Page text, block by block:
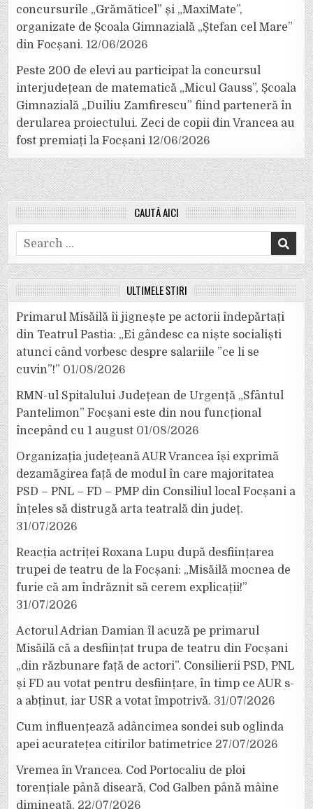
concursurile „Grămăticel” și „MaxiMate”,
organizate de Școala Gimnazială „Ștefan cel Mare”
din Focșani. 12/06/2026
Peste 200 de elevi au participat la concursul
interjudețean de matematică „Micul Gauss”, Școala
Gimnazială „Duiliu Zamfirescu” fiind parteneră în
derularea proiectului. Zeci de copii din Vrancea au
fost premiați la Focșani 12/06/2026
CAUTĂ AICI
Search
for:
ULTIMELE ȘTIRI
Primarul Misăilă îi jignește pe actorii îndepărtați
din Teatrul Pastia: „Ei gândesc ca niște socialiști
atunci când vorbesc despre salariile ”ce li se
cuvin”!” 01/08/2026
RMN-ul Spitalului Județean de Urgență „Sfântul
Pantelimon” Focșani este din nou funcțional
începând cu 1 august 01/08/2026
Organizația județeană AUR Vrancea își exprimă
dezamăgirea față de modul în care majoritatea
PSD – PNL – FD – PMP din Consiliul local Focșani a
înțeles să distrugă arta teatrală din județ.
31/07/2026
Reacția actriței Roxana Lupu după desființarea
trupei de teatru de la Focșani: „Misăilă mocnea de
furie că am îndrăznit să cerem explicații!”
31/07/2026
Actorul Adrian Damian îl acuză pe primarul
Misăilă că a desființat trupa de teatru din Focșani
„din răzbunare față de actori”. Consilierii PSD, PNL
și FD au votat pentru desființare, în timp ce AUR s-
a abținut, iar USR a votat împotrivă. 31/07/2026
Cum influențează adâncimea sondei sub oglinda
apei acuratețea citirilor batimetrice 27/07/2026
Vremea în Vrancea. Cod Portocaliu de ploi
torențiale până diseară, Cod Galben până mâine
dimineață. 22/07/2026